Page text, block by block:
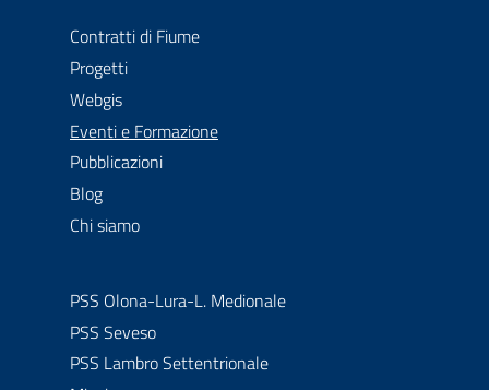
Contratti di Fiume
Progetti
Webgis
Eventi e Formazione
Pubblicazioni
Blog
Chi siamo
PSS Olona-Lura-L. Medionale
PSS Seveso
PSS Lambro Settentrionale